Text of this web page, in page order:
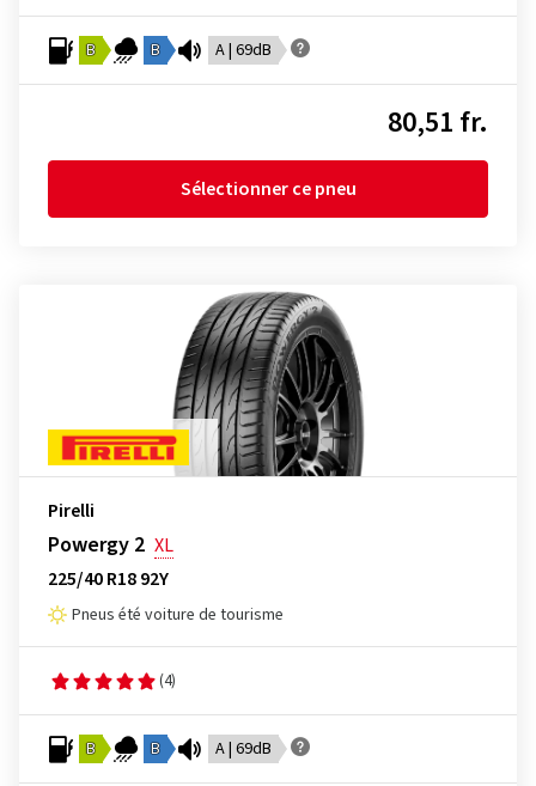
B B A | 69dB
80,51 fr.
Sélectionner ce pneu
Pirelli
Powergy 2 XL
225/40 R18 92Y
Pneus été voiture de tourisme
(4)
B B A | 69dB